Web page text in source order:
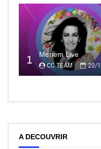
1 Meriem Live
CC TEAM 20/
A DECOUVRIR